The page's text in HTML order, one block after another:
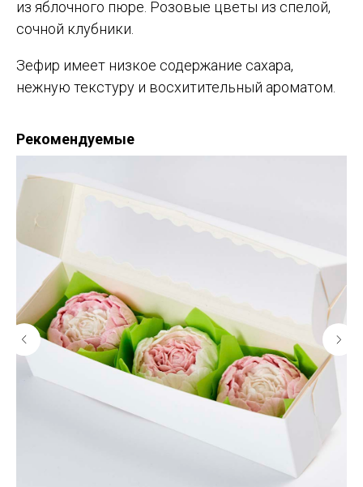
из яблочного пюре. Розовые цветы из спелой,
сочной клубники.
Зефир имеет низкое содержание сахара,
нежную текстуру и восхитительный ароматом.
Рекомендуемые